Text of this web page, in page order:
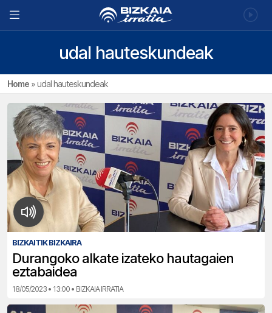
udal hauteskundeak
Home »udal hauteskundeak
BIZKAITIK BIZKAIRA
Durangoko alkate izateko hautagaien
eztabaidea
18/05/2023 • 13:00 • BIZKAIA IRRATIA